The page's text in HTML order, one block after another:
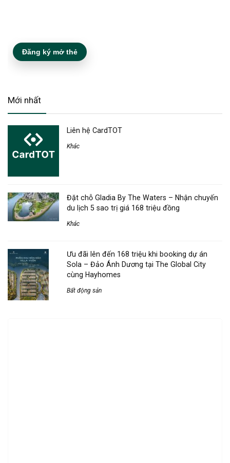
Đăng ký mở thẻ
Mới nhất
Liên hệ CardTOT
Khác
Đặt chỗ Gladia By The Waters – Nhận chuyến
du lịch 5 sao trị giá 168 triệu đồng
Khác
Ưu đãi lên đến 168 triệu khi booking dự án
Sola – Đảo Ánh Dương tại The Global City
cùng Hayhomes
Bất động sản